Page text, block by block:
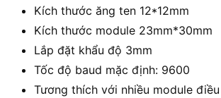
Kích thước ăng ten 12*12mm
Kích thước module 23mm*30mm
Lắp đặt khẩu độ 3mm
Tốc độ baud mặc định: 9600
Tương thích với nhiều module